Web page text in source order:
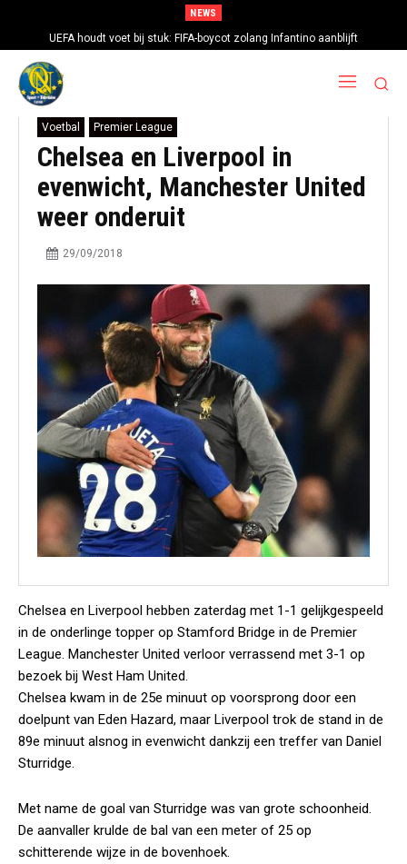
NEWS
UEFA houdt voet bij stuk: FIFA-boycot zolang Infantino aanblijft
Voetbal Premier League
Chelsea en Liverpool in
evenwicht, Manchester United
weer onderuit
29/09/2018
Chelsea en Liverpool hebben zaterdag met 1-1 gelijkgespeeld
in de onderlinge topper op Stamford Bridge in de Premier
League. Manchester United verloor verrassend met 3-1 op
bezoek bij West Ham United.
Chelsea kwam in de 25e minuut op voorsprong door een
doelpunt van Eden Hazard, maar Liverpool trok de stand in de
89e minuut alsnog in evenwicht dankzij een treffer van Daniel
Sturridge.
Met name de goal van Sturridge was van grote schoonheid.
De aanvaller krulde de bal van een meter of 25 op
schitterende wijze in de bovenhoek.